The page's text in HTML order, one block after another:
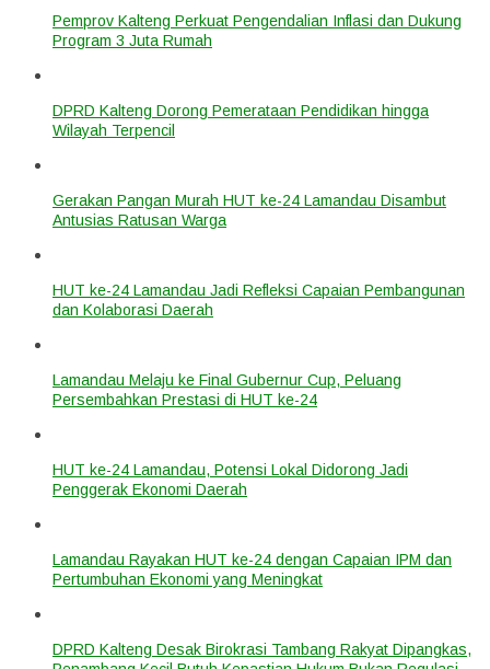
Pemprov Kalteng Perkuat Pengendalian Inflasi dan Dukung
Program 3 Juta Rumah
DPRD Kalteng Dorong Pemerataan Pendidikan hingga
Wilayah Terpencil
Gerakan Pangan Murah HUT ke-24 Lamandau Disambut
Antusias Ratusan Warga
HUT ke-24 Lamandau Jadi Refleksi Capaian Pembangunan
dan Kolaborasi Daerah
Lamandau Melaju ke Final Gubernur Cup, Peluang
Persembahkan Prestasi di HUT ke-24
HUT ke-24 Lamandau, Potensi Lokal Didorong Jadi
Penggerak Ekonomi Daerah
Lamandau Rayakan HUT ke-24 dengan Capaian IPM dan
Pertumbuhan Ekonomi yang Meningkat
DPRD Kalteng Desak Birokrasi Tambang Rakyat Dipangkas,